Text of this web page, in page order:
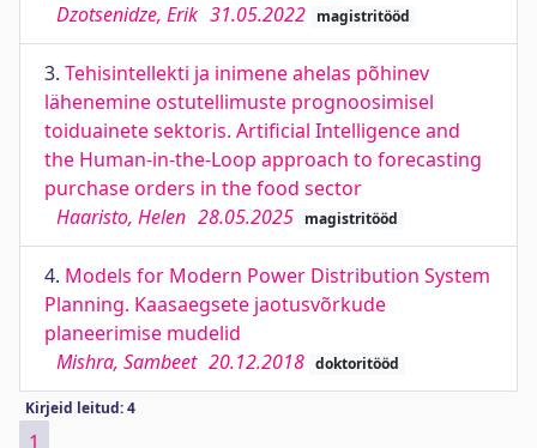
Dzotsenidze, Erik 31.05.2022 magistritööd
3. Tehisintellekti ja inimene ahelas põhinev
lähenemine ostutellimuste prognoosimisel
toiduainete sektoris. Artificial Intelligence and
the Human-in-the-Loop approach to forecasting
purchase orders in the food sector
Haaristo, Helen 28.05.2025 magistritööd
4. Models for Modern Power Distribution System
Planning. Kaasaegsete jaotusvõrkude
planeerimise mudelid
Mishra, Sambeet 20.12.2018 doktoritööd
Kirjeid leitud: 4
1